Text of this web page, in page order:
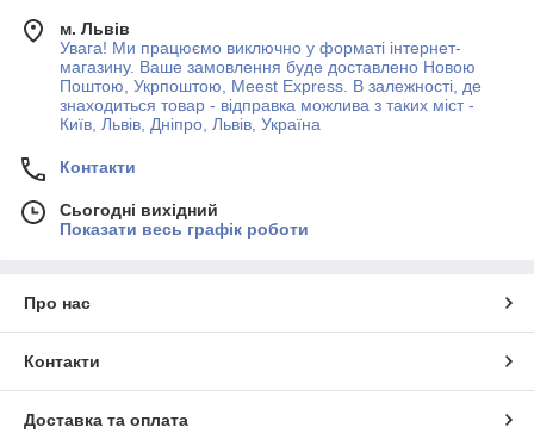
м. Львів
Увага! Ми працюємо виключно у форматі інтернет-
магазину. Ваше замовлення буде доставлено Новою
Поштою, Укрпоштою, Meest Express. В залежності, де
знаходиться товар - відправка можлива з таких міст -
Київ, Львів, Дніпро, Львів, Україна
Контакти
Сьогодні вихідний
Показати весь графік роботи
Про нас
Контакти
Доставка та оплата